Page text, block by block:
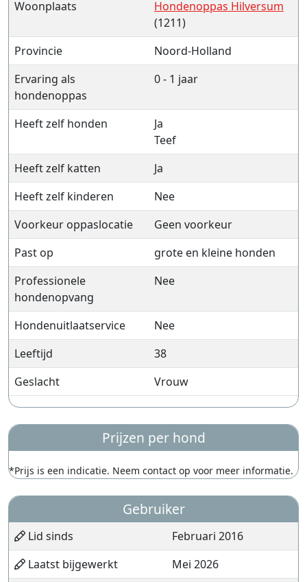
Woonplaats
Hondenoppas Hilversum
(1211)
Provincie
Noord-Holland
Ervaring als
hondenoppas
0 - 1 jaar
Heeft zelf honden
Ja
Teef
Heeft zelf katten
Ja
Heeft zelf kinderen
Nee
Voorkeur oppaslocatie
Geen voorkeur
Past op
grote en kleine honden
Professionele
hondenopvang
Nee
Hondenuitlaatservice
Nee
Leeftijd
38
Geslacht
Vrouw
Prijzen per hond
*Prijs is een indicatie. Neem contact op voor meer informatie.
Gebruiker
Lid sinds
Februari 2016
Laatst bijgewerkt
Mei 2026